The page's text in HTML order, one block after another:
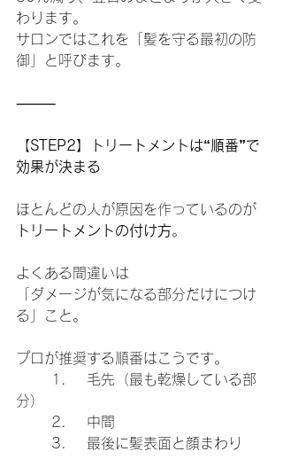
わります。
サロンではこれを「髪を守る最初の防
御」と呼びます。
⸻
【STEP2】トリートメントは“順番”で
効果が決まる
ほとんどの人が原因を作っているのが
トリートメントの付け方。
よくある間違いは
「ダメージが気になる部分だけにつけ
る」こと。
プロが推奨する順番はこうです。
分）
	2.	中間
	3.	最後に髪表面と顔まわり